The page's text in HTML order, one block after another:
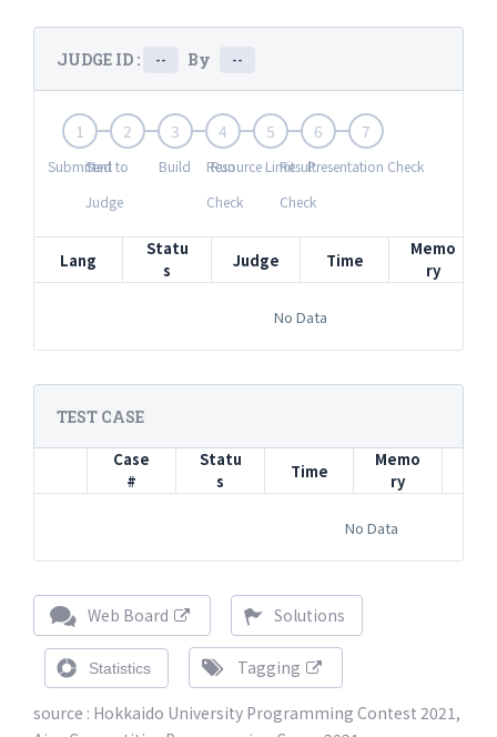
JUDGE ID : -- By --
1
Submitted
2
Sent to
Judge
3
Build
4
Run
5
Resource Limit
Check
6
Result
Check
7
Presentation Check
Lang
Statu
s
Judge Time
Memo
ry
No Data
TEST CASE
Case
#
Statu
s
Time
Memo
ry
No Data
Web Board Solutions
Statistics Tagging
source : Hokkaido University Programming Contest 2021,